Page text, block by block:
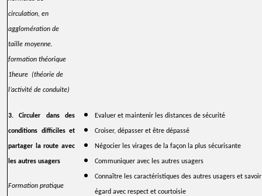
circulation, en
agglomération de
taille moyenne.
formation théorique
1heure (théorie de
l’activité de conduite)
3. Circuler dans des
conditions difficiles et
partager la route avec
les autres usagers
Formation pratique
Evaluer et maintenir les distances de sécurité
Croiser, dépasser et être dépassé
Négocier les virages de la façon la plus sécurisante
Communiquer avec les autres usagers
Connaître les caractéristiques des autres usagers et
égard avec respect et courtoisie